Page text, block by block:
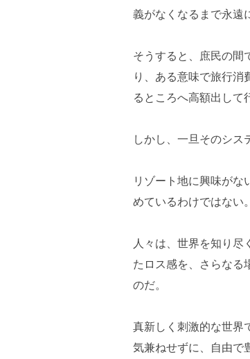
義がなくなるまで永遠
そうすると、庶民の間
り、ある意味で旅行消
るところへ高額出して
しかし、一旦そのシス
リゾート地に興味がな
めているわけではない。
人々は、世界を知り尽
たロス感を、さらなる
のだ。
真新しく刺激的な世界
気兼ねせずに、自由で